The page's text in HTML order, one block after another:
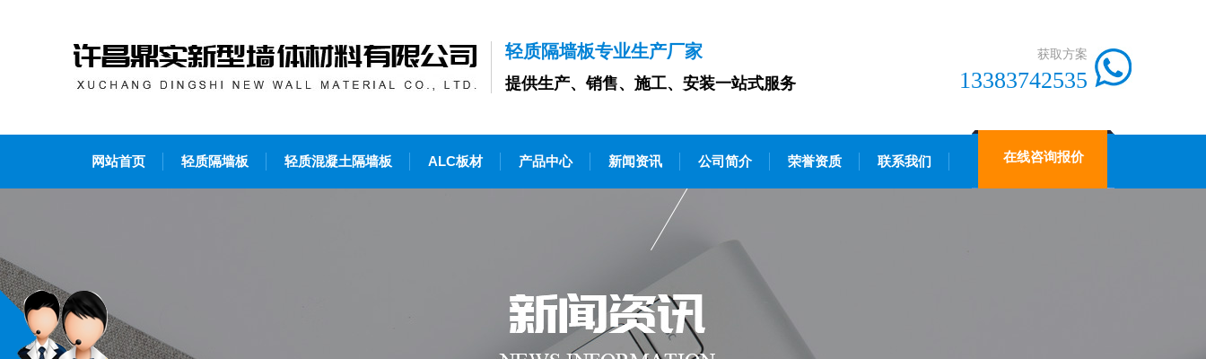
轻质隔墙板专业生产厂家
提供生产、销售、施工、安装一站式服务
获取方案
13383742535
网站首页 轻质隔墙板 轻质混凝土隔墙板 ALC板材 产品中心 新闻资讯 公司简介 荣誉资质 联系我们 在线咨询报价